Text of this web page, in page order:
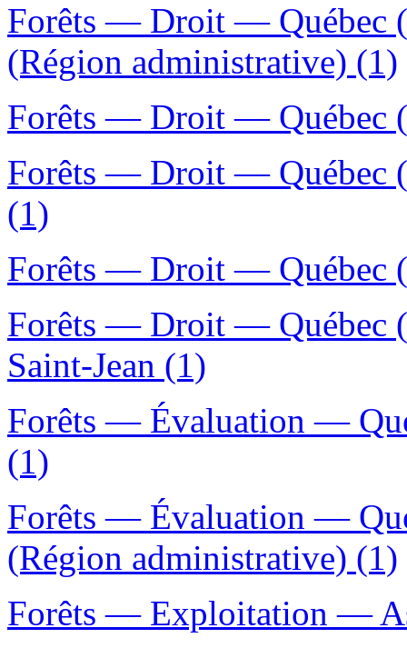
Forêts — Droit — Québec
(Région administrative) (1)
Forêts — Droit — Québec
Forêts — Droit — Québec
(1)
Forêts — Droit — Québec
Forêts — Droit — Québec
Saint-Jean (1)
Forêts — Évaluation —
(1)
Forêts — Évaluation —
(Région administrative) (1)
Forêts — Exploitation —